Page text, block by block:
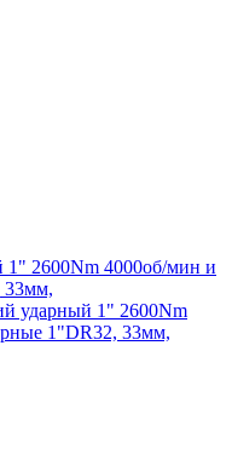
1" 2600Nm 4000об/мин и
33мм,
ударный 1" 2600Nm
1"DR32, 33мм,